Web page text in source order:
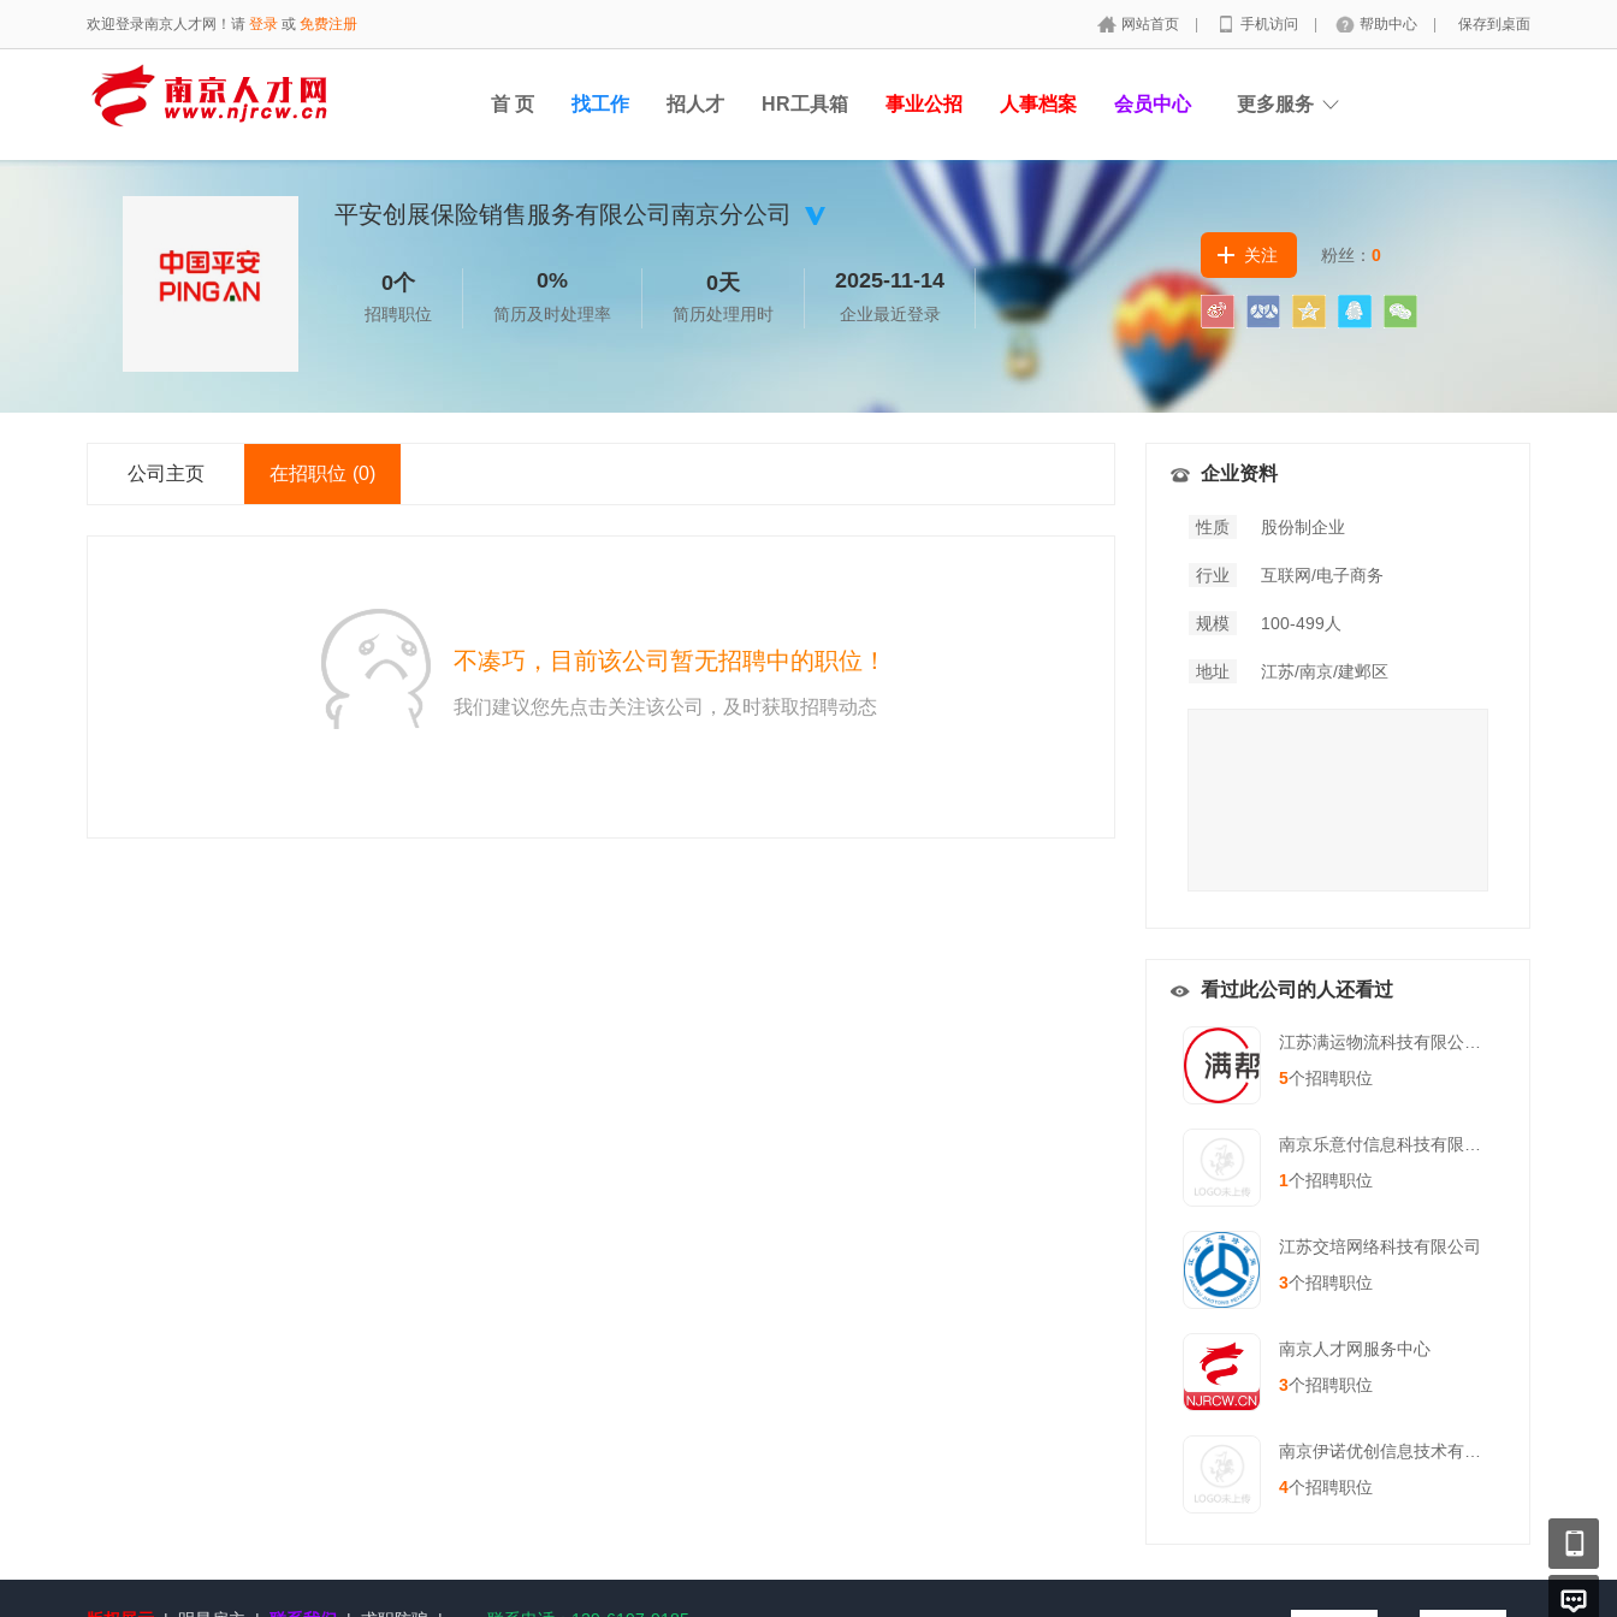
欢迎登录南京人才网！请 登录 或 免费注册 网站首页 手机访问 帮助中心 保存到桌面
首 页 找工作 招人才 HR工具箱 事业公招 人事档案 会员中心 更多服务
平安创展保险销售服务有限公司南京分公司
0个
招聘职位
0%
简历及时处理率
0天
简历处理用时
2025-11-14
企业最近登录
关注 粉丝： 0
公司主页 在招职位 (0)
不凑巧，目前该公司暂无招聘中的职位！
我们建议您先点击关注该公司，及时获取招聘动态
企业资料
性质 股份制企业
行业 互联网/电子商务
规模 100-499人
地址 江苏/南京/建邺区
看过此公司的人还看过
5个招聘职位
1个招聘职位
江苏交培网络科技有限公司
3个招聘职位
南京人才网服务中心
3个招聘职位
4个招聘职位